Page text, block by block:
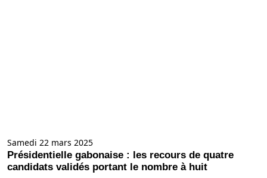
Samedi 22 mars 2025
Présidentielle gabonaise : les recours de quatre
candidats validés portant le nombre à huit